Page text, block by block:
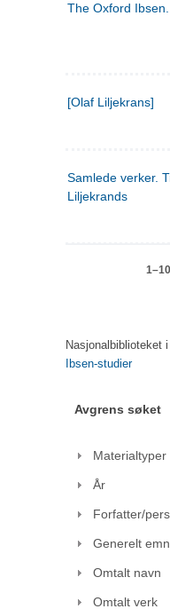
The Oxford
[Olaf Liljekrans]
Samlede verker.
Liljekrands
Nasjonalbiblioteket
Ibsen-studier
Avgrens søket
Materialtyper
År
Forfatter/
Generelt
Omtalt navn
Omtalt verk